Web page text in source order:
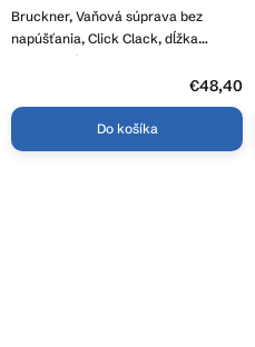
Bruckner, Vaňová súprava bez
napúšťania, Click Clack, dĺžka
900mm, zátka 72mm, chrom,
€48,40
Do košíka